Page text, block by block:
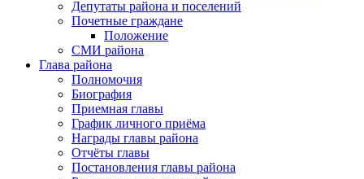
Депутаты района и поселений
Почетные граждане
Положение
СМИ района
Глава района
Полномочия
Биография
Приемная главы
График личного приёма
Награды главы района
Отчёты главы
Постановления главы района